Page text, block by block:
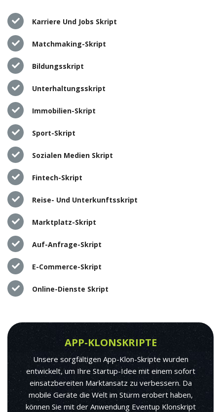
Karriere Und Jobs Skript
Matchmaking-Skript
Bildungsskript
Unterhaltungsskript
Immobilien-Skript
Sport-Skript
Sozialen Medien Skript
Fintech-Skript
Reise- Und Unterkunftsskript
Marktplatz-Skript
Auf-Anfrage-Skript
E-Commerce-Skript
Online-Dienste Skript
APP-KLONSKRIPTE
Unsere sorgfältigen App-Klon-Skripte wurden
entwickelt, um Ihre Startup-Idee mit einem sofort
einsatzbereiten Marktansatz zu verbessern. Da
mobile Geräte die Welt im Sturm erobert haben,
können Sie mit der Anwendung Eventup Klonskript